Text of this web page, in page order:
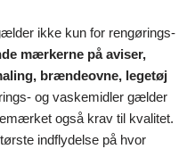
ikke kun for rengørings-
mærkerne på aviser,
brændeovne, legetøj
og vaskemidler gælder
også krav til kvalitet.
indflydelse på hvor